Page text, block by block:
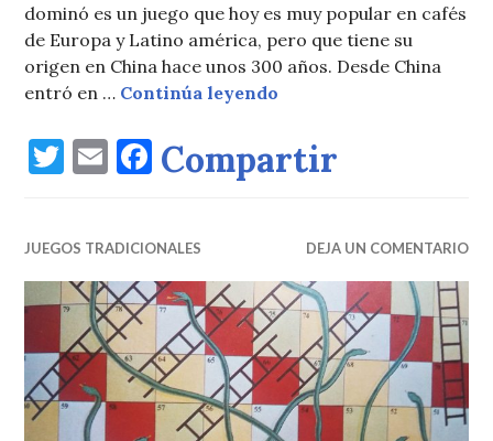
dominó es un juego que hoy es muy popular en cafés
de Europa y Latino américa, pero que tiene su
origen en China hace unos 300 años. Desde China
entró en … Continúa leyendo
T
te
r
E
l
F
e
b
o
o
k
Compartir
JUEGOS TRADICIONALES DEJA UN COMENTARIO